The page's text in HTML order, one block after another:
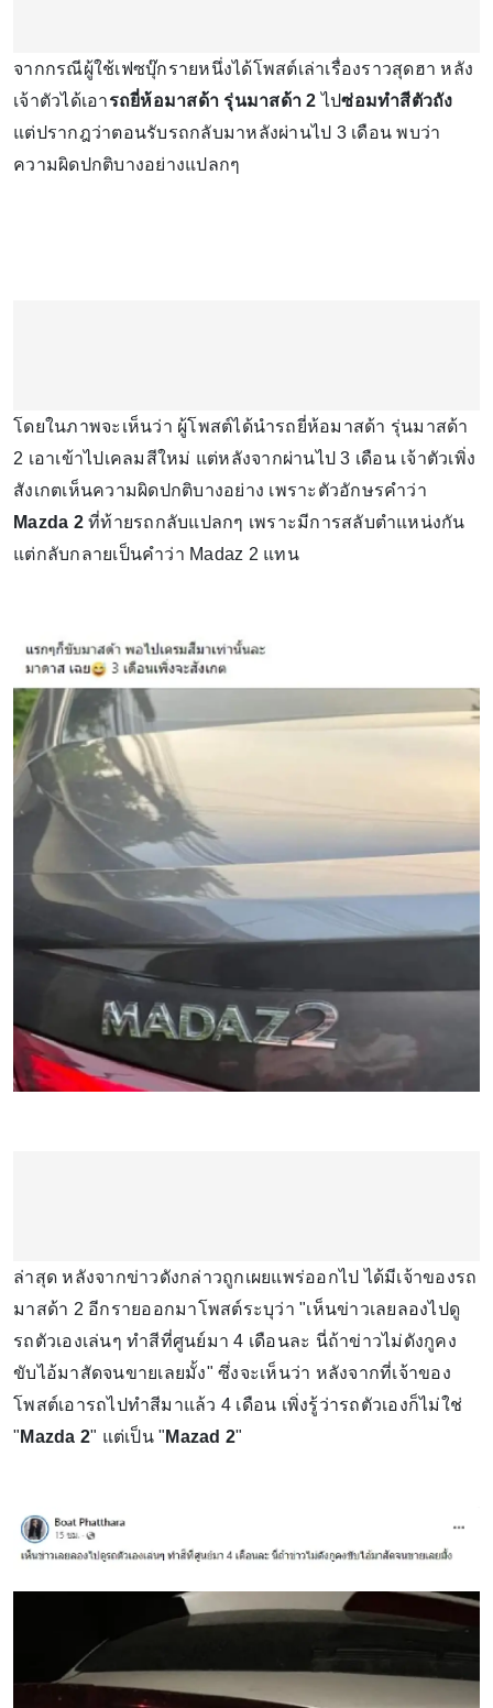
จากกรณีผู้ใช้เฟซบุ๊กรายหนึ่งได้โพสต์เล่าเรื่องราวสุดฮา หลัง
เจ้าตัวได้เอารถยี่ห้อมาสด้า รุ่นมาสด้า 2ไปซ่อมทำสีตัวถัง
แต่ปรากฎว่าตอนรับรถกลับมาหลังผ่านไป 3 เดือน พบว่า
ความผิดปกติบางอย่างแปลกๆ
โดยในภาพจะเห็นว่า ผู้โพสต์ได้นำรถยี่ห้อมาสด้า รุ่นมาสด้า
2 เอาเข้าไปเคลมสีใหม่ แต่หลังจากผ่านไป 3 เดือน เจ้าตัวเพิ่ง
สังเกตเห็นความผิดปกติบางอย่าง เพราะตัวอักษรคำว่า
Mazda 2 ที่ท้ายรถกลับแปลกๆ เพราะมีการสลับตำแหน่งกัน
แต่กลับกลายเป็นคำว่า Madaz 2 แทน
ล่าสุด หลังจากข่าวดังกล่าวถูกเผยแพร่ออกไป ได้มีเจ้าของรถ
มาสด้า 2 อีกรายออกมาโพสต์ระบุว่า "เห็นข่าวเลยลองไปดู
รถตัวเองเล่นๆ ทำสีที่ศูนย์มา 4 เดือนละ นี่ถ้าข่าวไม่ดังกูคง
ขับไอ้มาสัดจนขายเลยมั้ง" ซึ่งจะเห็นว่า หลังจากที่เจ้าของ
โพสต์เอารถไปทำสีมาแล้ว 4 เดือน เพิ่งรู้ว่ารถตัวเองก็ไม่ใช่
" Mazda 2" แต่เป็น " Mazad 2"